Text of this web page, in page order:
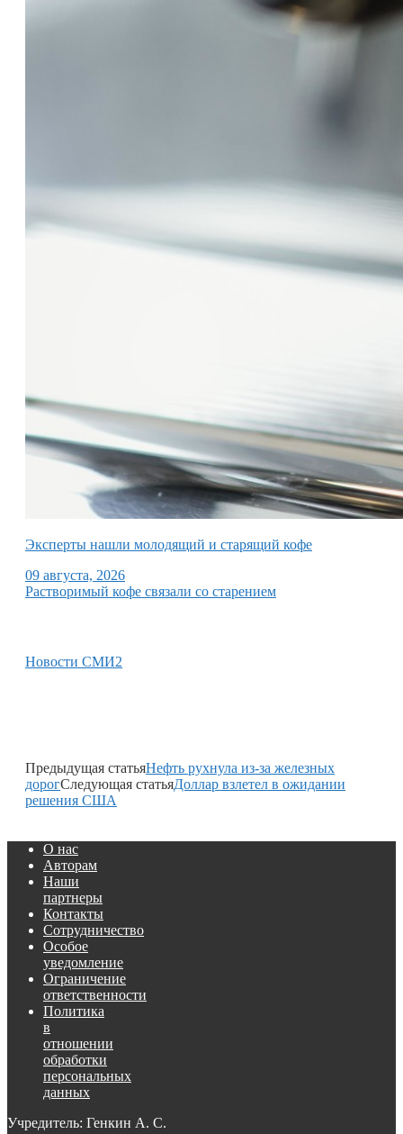
Эксперты нашли молодящий и старящий кофе
09 августа, 2026
Растворимый кофе связали со старением
Новости СМИ2
Предыдущая статьяНефть рухнула из-за железных
дорогСледующая статьяДоллар взлетел в ожидании
решения США
О нас
Авторам
Наши
партнеры
Контакты
Сотрудничество
Особое
уведомление
Ограничение
ответственности
Политика
в
отношении
обработки
персональных
данных
Учредитель: Генкин А. С.